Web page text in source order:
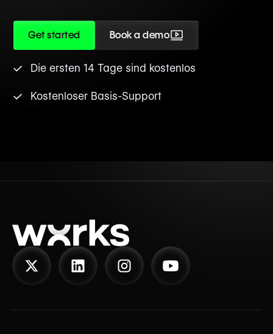
Get started Book a demo
Die ersten 14 Tage sind kostenlos
Kostenloser Basis-Support